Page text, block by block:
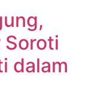
Soroti
dalam